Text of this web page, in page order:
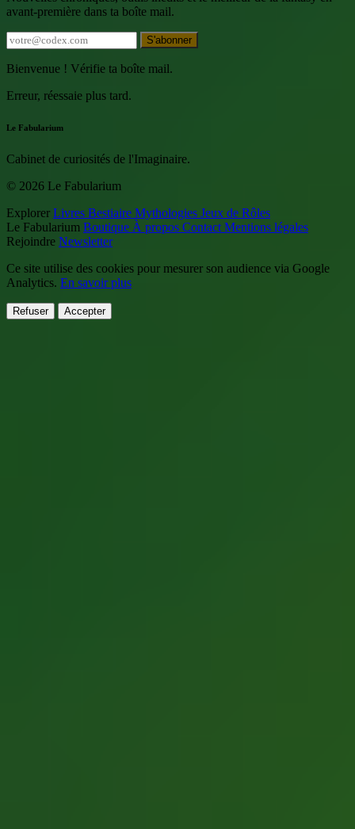
avant-première dans ta boîte mail.
S'abonner
Bienvenue ! Vérifie ta boîte mail.
Erreur, réessaie plus tard.
Le Fabularium
Cabinet de curiosités de l'Imaginaire.
© 2026 Le Fabularium
Explorer Livres Bestiaire Mythologies Jeux de Rôles
Le Fabularium Boutique À propos Contact Mentions légales
Rejoindre Newsletter
Ce site utilise des cookies pour mesurer son audience via Google
Analytics. En savoir plus
Refuser Accepter